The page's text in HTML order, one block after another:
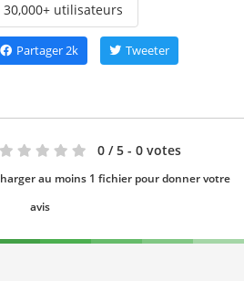
30,000+ utilisateurs
Partager2k Tweeter
0 / 5 - 0 votes
au moins 1 fichier pour donner votre
avis